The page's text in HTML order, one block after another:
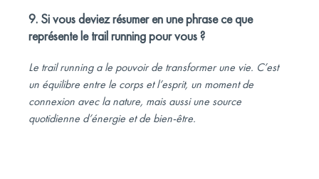
9. Si vous deviez résumer en une phrase ce que
représente le trail running pour vous ?
Le trail running a le pouvoir de transformer une vie. C’est
un équilibre entre le corps et l’esprit, un moment de
connexion avec la nature, mais aussi une source
quotidienne d’énergie et de bien-être.